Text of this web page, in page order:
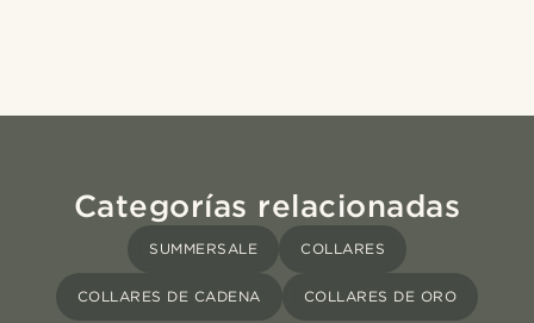
Categorías relacionadas
SUMMERSALE COLLARES
COLLARES DE CADENA COLLARES DE ORO